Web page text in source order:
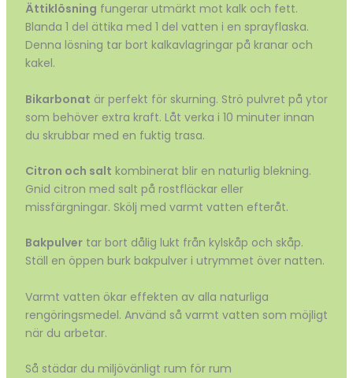
Ättiklösning fungerar utmärkt mot kalk och fett.
Blanda 1 del ättika med 1 del vatten i en sprayflaska.
Denna lösning tar bort kalkavlagringar på kranar och
kakel.
Bikarbonat är perfekt för skurning. Strö pulvret på ytor
som behöver extra kraft. Låt verka i 10 minuter innan
du skrubbar med en fuktig trasa.
Citron och salt kombinerat blir en naturlig blekning.
Gnid citron med salt på rostfläckar eller
missfärgningar. Skölj med varmt vatten efteråt.
Bakpulvertar bort dålig lukt från kylskåp och skåp.
Ställ en öppen burk bakpulver i utrymmet över natten.
Varmt vatten ökar effekten av alla naturliga
rengöringsmedel. Använd så varmt vatten som möjligt
när du arbetar.
Så städar du miljövänligt rum för rum